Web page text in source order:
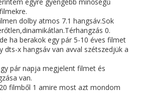
egyre gyengébb minőségű
dolby atmos 7.1 hangsáv.Sok
0.
ha berakok egy pár 5-10 éves filmet
dts-x hangsáv van avval szétszedjük a
pár napja megjelent filmet és
van.
filmből 1 amire most azt mondom